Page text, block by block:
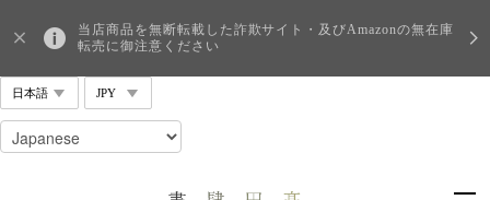
当店商品を無断転載した詐欺サイト・及びAmazonの無在庫
転売に御注意ください